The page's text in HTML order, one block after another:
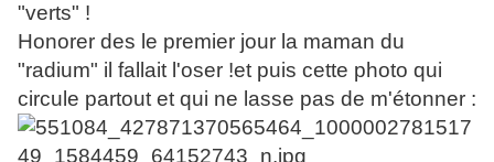
"verts" !
Honorer des le premier jour la maman du
"radium" il fallait l'oser !et puis cette photo qui
circule partout et qui ne lasse pas de m'étonner :